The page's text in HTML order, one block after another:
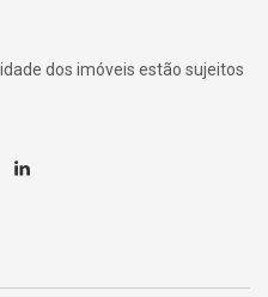
dos imóveis estão sujeitos
Linkedin